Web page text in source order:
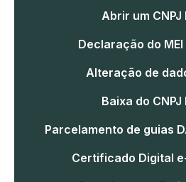
Abrir um CNPJ
Declaração do MEI
Alteração de
Baixa do CNPJ
Parcelamento de guias
Certificado Digital e-